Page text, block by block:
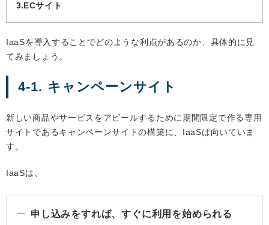
ECサイト
IaaSを導入することでどのような利点があるのか、具体的に見
てみましょう。
4-1. キャンペーンサイト
新しい商品やサービスをアピールするために期間限定で作る専用
サイトであるキャンペーンサイトの構築に、IaaSは向いていま
す。
IaaSは、
申し込みをすれば、すぐに利用を始められる